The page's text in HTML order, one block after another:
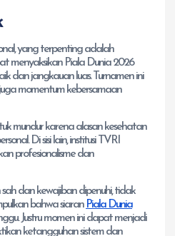
yang terpenting adalah
menyaksikan Piala Dunia 2026
dan jangkauan luas. Turnamen ini
momentum kebersamaan
mundur karena alasan kesehatan
Di sisi lain, institusi TVRI
profesionalisme dan
dan kewajiban dipenuhi, tidak
bahwa siaran Piala Dunia
Justru momen ini dapat menjadi
ketangguhan sistem dan